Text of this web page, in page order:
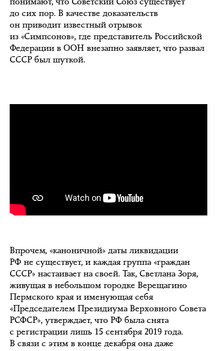
до сих пор. В качестве доказательств
он приводит известный отрывок
из «Симпсонов», где представитель Российской
Федерации в ООН внезапно заявляет, что развал
СССР был шуткой.
Впрочем, «каноничной» даты ликвидации
РФ не существует, и каждая группа «граждан
СССР» настаивает на своей. Так, Светлана Зоря,
живущая в небольшом городке Верещагино
Пермского края и именующая себя
«Председателем Президиума Верховного Совета
РСФСР», утверждает, что РФ была снята
с регистрации лишь 15 сентября 2019 года.
В связи с этим в конце декабря она даже